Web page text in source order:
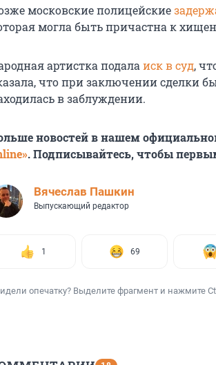
московские полицейские
могла быть причастна к
артистка подала иск в суд,
что при заключении сделки
в заблуждении.
новостей в нашем
. Подписывайтесь, чтобы
Вячеслав Пашкин
Выпускающий редактор
1 69
опечатку? Выделите фрагмент и нажмите